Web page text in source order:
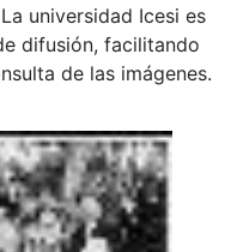
universidad Icesi es
difusión, facilitando
de las imágenes.